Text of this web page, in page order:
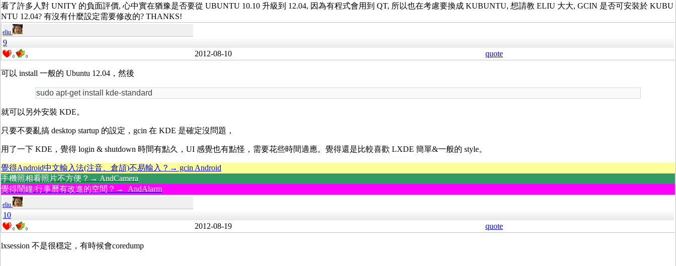
看了許多人對 UNITY 的負面評價, 心中實在猶豫是否要從 UBUNTU 10.10 升級到 12.04, 因為有程式會用到 QT, 所以也在考慮要換成 KUBUNTU, 想請教 ELIU 大大, GCIN 是否可安裝於 KUBU
NTU 12.04? 有沒有什麼設定需要修改的? THANKS!
eliu
9
0 0 2012-08-10 quote
可以 install 一般的 Ubuntu 12.04，然後
sudo apt-get install kde-standard
就可以另外安裝 KDE。
只要不要亂搞 desktop startup 的設定，gcin 在 KDE 是確定沒問題，
用了一下 KDE，覺得 login & shutdown 時間有點久，UI 感覺也有點怪，需要花些時間適應。覺得還是比較喜歡 LXDE 簡單&一般的 style。
覺得Android中文輸入法(注音、倉頡)不易輸入？→ gcin Android
手機照相看照片不方便？→ AndCamera
覺得鬧鐘/行事曆有改進的空間？→ AndAlarm
eliu
10
0 0 2012-08-19 quote
lxsession 不是很穩定，有時候會coredump